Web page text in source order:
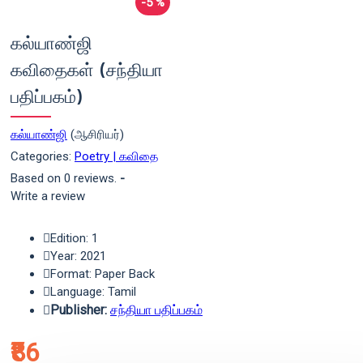
கல்யாண்ஜி
கவிதைகள் (சந்தியா
பதிப்பகம்)
கல்யாண்ஜி (ஆசிரியர்)
Categories: Poetry | கவிதை
Based on 0 reviews. -
Write a review
₹86
Edition: 1
Year: 2021
Format: Paper Back
Language: Tamil
Publisher: சந்தியா பதிப்பகம்